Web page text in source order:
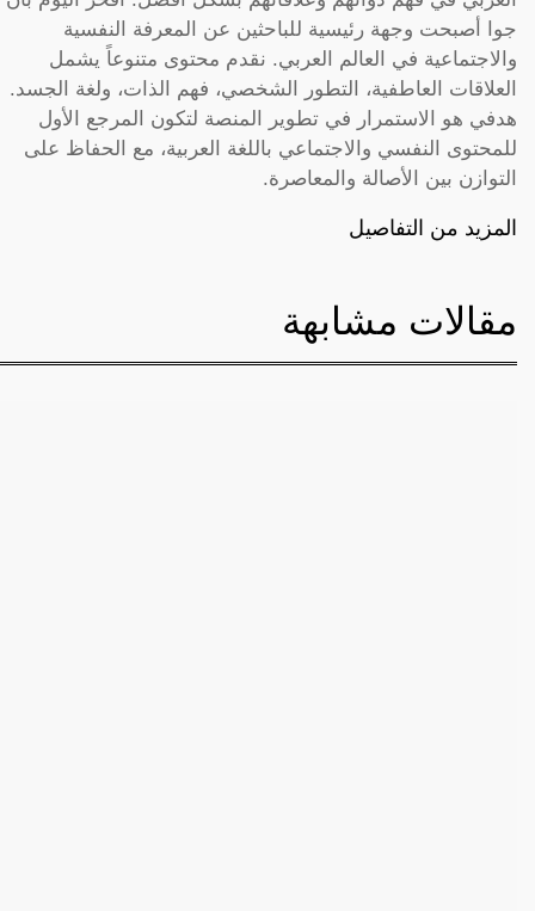
جوا أصبحت وجهة رئيسية للباحثين عن المعرفة النفسية
والاجتماعية في العالم العربي. نقدم محتوى متنوعاً يشمل
العلاقات العاطفية، التطور الشخصي، فهم الذات، ولغة الجسد.
هدفي هو الاستمرار في تطوير المنصة لتكون المرجع الأول
للمحتوى النفسي والاجتماعي باللغة العربية، مع الحفاظ على
التوازن بين الأصالة والمعاصرة.
المزيد من التفاصيل
مقالات مشابهة